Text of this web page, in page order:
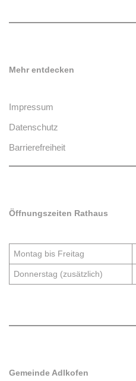
Mehr entdecken
Impressum
Datenschutz
Barrierefreiheit
Öffnungszeiten Rathaus
Montag bis Freitag
Donnerstag (zusätzlich)
Gemeinde Adlkofen